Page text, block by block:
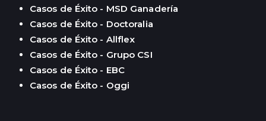
Casos de Éxito - MSD Ganadería
Casos de Éxito - Doctoralia
Casos de Éxito - Allflex
Casos de Éxito - Grupo CSI
Casos de Éxito - EBC
Casos de Éxito - Oggi